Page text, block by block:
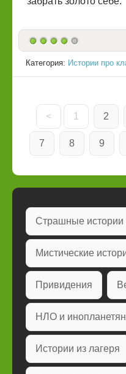
Категория: Истории про
< 1 2
7 8 9
Страшные истории
Мистические
Привидения
НЛО и
Истории из лагеря